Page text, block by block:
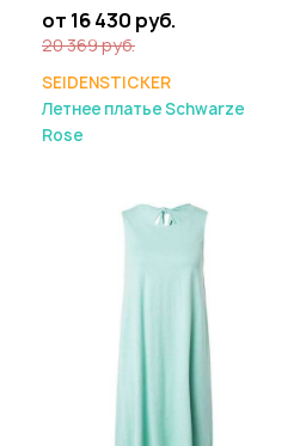
от 16 430 руб.
20 369 руб.
SEIDENSTICKER
Летнее платье Schwarze
Rose